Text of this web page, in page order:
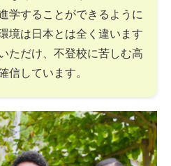
学することができるように
境は日本とは全く違います
ただけ、不登校に苦しむ高
信しています。